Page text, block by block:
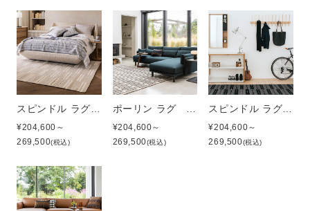
スピンドル ラグ ウォームグレー
¥204,600～
269,500(税込)
ポーリン ラグ ウォームグレー
¥204,600～
269,500(税込)
スピンドル ラグ フランネルグレー
¥204,600～
269,500(税込)